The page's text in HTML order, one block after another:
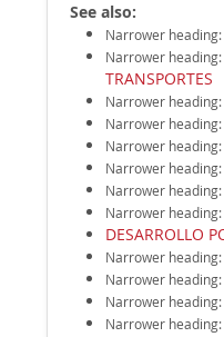
See also:
Narrower heading:
Narrower heading:
TRANSPORTES
Narrower heading:
Narrower heading:
Narrower heading:
Narrower heading:
Narrower heading:
Narrower heading:
DESARROLLO
Narrower heading:
Narrower heading:
Narrower heading:
Narrower heading: